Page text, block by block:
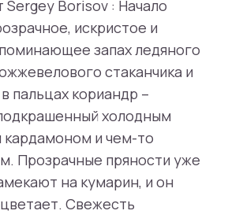
Sergey Borisov : Начало
искристое и
запах ледяного
стаканчика и
пальцах кориандр –
холодным
и чем-то
Прозрачные пряности уже
на кумарин, и он
Свежесть